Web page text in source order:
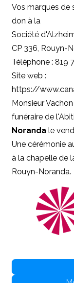
Vos marques de
don à la
Société
CP 336, Rouyn-
Téléphone : 819
Site web :
https://
Monsieur
funéraire de
Noranda le
Une cérémonie
à la chapelle de
Rouyn-Noranda.